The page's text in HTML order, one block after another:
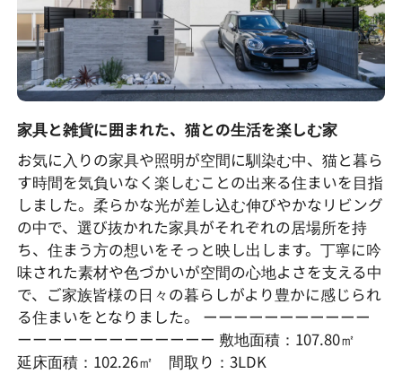
家具と雑貨に囲まれた、猫との生活を楽しむ家
お気に入りの家具や照明が空間に馴染む中、猫と暮ら
す時間を気負いなく楽しむことの出来る住まいを目指
しました。柔らかな光が差し込む伸びやかなリビング
の中で、選び抜かれた家具がそれぞれの居場所を持
ち、住まう方の想いをそっと映し出します。丁寧に吟
味された素材や色づかいが空間の心地よさを支える中
で、ご家族皆様の日々の暮らしがより豊かに感じられ
る住まいをとなりました。 ーーーーーーーーーーー
ーーーーーーーーーーーーー 敷地面積：107.80㎡
延床面積：102.26㎡ 間取り：3LDK